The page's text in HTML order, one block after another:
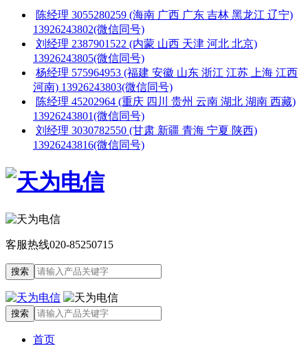
陈经理 3055280259 (海南 广西 广东 吉林 黑龙江 辽宁)
13926243802(微信同号)
刘经理 2387901522 (内蒙 山西 天津 河北 北京)
13926243805(微信同号)
杨经理 575964953 (福建 安徽 山东 浙江 江苏 上海 江西
河南) 13926243803(微信同号)
陈经理 45202964 (重庆 四川 贵州 云南 湖北 湖南 西藏)
13926243801(微信同号)
刘经理 3030782550 (甘肃 新疆 青海 宁夏 陕西)
13926243816(微信同号)
客服热线020-85250715
首页